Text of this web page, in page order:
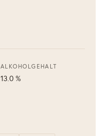
ALKOHOLGEHALT
13.0 %